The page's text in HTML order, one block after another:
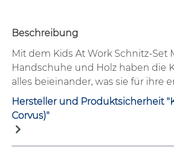
Beschreibung
Mit dem Kids At Work Schnitz-Set
Handschuhe und Holz haben die
alles beieinander, was sie für ihre
Hersteller und Produktsicherheit
Corvus)"